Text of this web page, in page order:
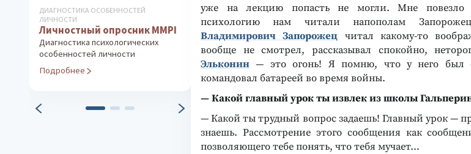
уже на лекцию попасть не могли. Мне повезло
психологию нам читали напополам
Владимирович Запорожец читал какому-то
вообще не смотрел, рассказывал спокойно,
Эльконин — это огонь! Я помню, что у него был
командовал батареей во время войны.
— Какой главный урок ты извлек из школы
— Какой ты трудный вопрос задаешь! Главный урок —
знаешь. Рассмотрение этого сообщения как
позволяющего тебе понять, что тебя мучает…
ДИАГНОСТИКА ОСОБЕННОСТЕЙ
ЛИЧНОСТИ
Личностный опросник MMPI
Диагностика психологических
особенностей личности
Подробнее
ДИАГНОСТИКА ИНТЕЛЛЕКТУАЛЬНЫХ И
ТВОРЧЕСКИХ СПОСОБНОСТЕЙ
Рисуночный тест Силвер
Диагностика когнитивной и
эмоциональной сфер личности
Подробнее
РАЗВИТИЕ ТВОРЧЕСКИХ
Курс развития
мышления для
лет
Программа
Подробнее